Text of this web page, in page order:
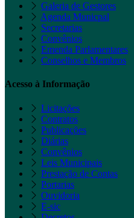
Galeria de Gestores
Agenda Municpal
Secretarias
Convênios
Emenda Parlamentares
Conselhos e Membros
Acesso à Informação
Licitações
Contratos
Publicações
Diárias
Convênios
Leis Municipais
Prestação de Contas
Portarias
Ouvidoria
E-sic